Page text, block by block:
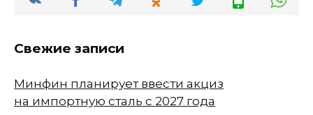
Свежие записи
Минфин планирует ввести акциз
на импортную сталь с 2027 года